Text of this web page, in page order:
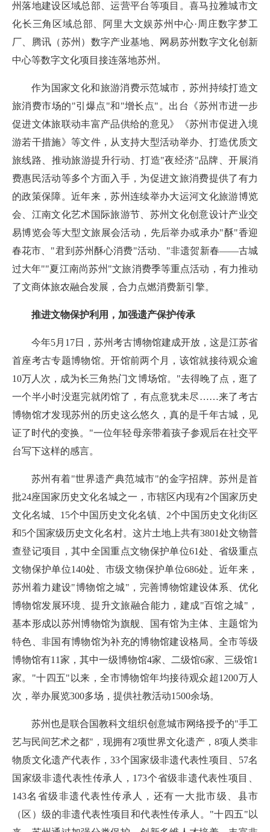
州落地建设区域总部、运营平台等项目。喜马拉雅城市文
化长三角区域总部、阿里大文娱苏州中心·周庄数字梦工
厂、腾讯（苏州）数字产业基地、网易苏州数字文化创新
中心等数字文化项目接连落地苏州。
作为国家文化和旅游消费示范城市，苏州持续打造文
旅消费市场的"引爆点"和"增长点"。出台《苏州市进一步
促进文体旅联动丰富产品供给的意见》《苏州市促进入境
游若干措施》等文件，从支持大型活动举办、打造优质文
旅线路、推动旅游提升行动、打造"夜经济"品牌、开展消
费惠民活动等多个方面入手，为促进文旅消费提供了有力
的政策保障。近年来，苏州连续举办大运河文化旅游博览
会、江南文化艺术国际旅游节、苏州文化创意设计产业交
易博览会等大型文旅展会活动，先后举办或承办"酥"香迎
春花市、"君到苏州酥心消费"活动、"非遗贺新春——古城
过大年""夏江南尚苏州"文旅消费季等重点活动，有力推动
了文商体旅农融合发展，合力点燃消费新引擎。
推进文物保护利用，加强遗产保护传承
今年5月17日，苏州考古博物馆建成开放，这是江苏省
首座考古专题博物馆。开馆前两个月，该馆就接待观众逾
10万人次，成为长三角热门文博场馆。"去得晚了点，逛了
一个半小时没逛完就闭馆了，有点意犹未尽……来了考古
博物馆才发现苏州的历史这么悠久，真的是千年古城，见
证了时代的变换。"一位年轻母亲带着孩子参观后在社交平
台写下这样的感言。
苏州有着"世界遗产典范城市"的金字招牌。苏州是首
批24座国家历史文化名城之一，市辖区内现有2个国家历史
文化名城、15个中国历史文化名镇、2个中国历史文化街区
和5个国家级历史文化名村。这片土地上共有3801处文物普
查登记项目，其中全国重点文物保护单位61处、省级重点
文物保护单位140处、市级文物保护单位686处。近年来，
苏州着力建设"博物馆之城"，完善博物馆建设体系、优化
博物馆发展环境、提升文旅融合能力，建成"百馆之城"，
基本形成以苏州博物馆为旗舰、国有馆为主体、主题馆为
特色、非国有博物馆为补充的博物馆建设格局。全市等级
博物馆有11家，其中一级博物馆4家、二级馆6家、三级馆1
家。"十四五"以来，全市博物馆年均接待观众超1200万人
次，举办展览300多场，提供社教活动1500余场。
苏州也是联合国教科文组织创意城市网络授予的"手工
艺与民间艺术之都"，现拥有2项世界文化遗产，8项人类非
物质文化遗产代表作，33个国家级非遗代表性项目、57名
国家级非遗代表性传承人，173个省级非遗代表性项目、
143名省级非遗代表性传承人，还有一大批市级、县市
（区）级的非遗代表性项目和代表性传承人。"十四五"以